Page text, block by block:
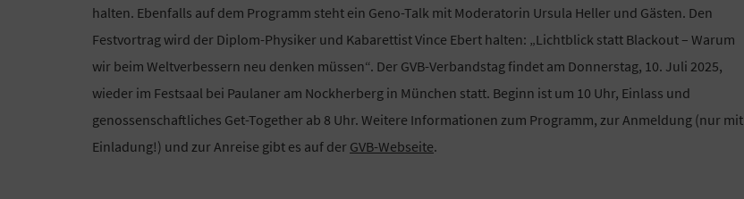
halten. Ebenfalls auf dem Programm steht ein Geno-Talk mit Moderatorin Ursula Heller und Gästen. Den
Festvortrag wird der Diplom-Physiker und Kabarettist Vince Ebert halten: „Lichtblick statt Blackout – Warum
wir beim Weltverbessern neu denken müssen“. Der GVB-Verbandstag findet am Donnerstag, 10. Juli 2025,
wieder im Festsaal bei Paulaner am Nockherberg in München statt. Beginn ist um 10 Uhr, Einlass und
genossenschaftliches Get-Together ab 8 Uhr. Weitere Informationen zum Programm, zur Anmeldung (nur mit
Einladung!) und zur Anreise gibt es auf der GVB-Webseite.